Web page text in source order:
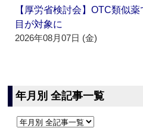
【厚労省検討会】OTC類似
目が対象に
2026年08月07日 (金)
年月別 全記事一覧